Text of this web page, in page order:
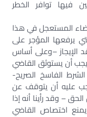
فيها توافر الخطر
المستعجل في هذا
يرفعها المؤجر على
–وعلى أساس
أن يستوثق القاضي
الفاسخ الصريح-
عليه أن يتوقف عن
– وقد رأينا أنه إذا
اختصاص القاضي